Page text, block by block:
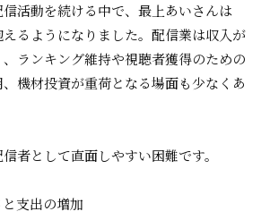
活動を続ける中で、最上あいさんは
るようになりました。配信業は収入が
ランキング維持や視聴者獲得のための
機材投資が重荷となる場面も少なくあ
者として直面しやすい困難です。
支出の増加